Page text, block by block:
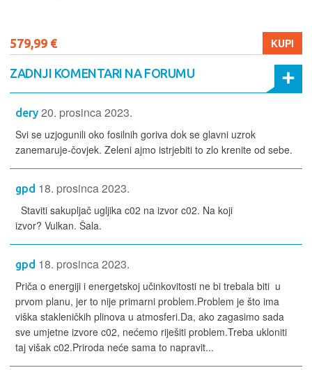
579,99 € KUPI
ZADNJI KOMENTARI NA FORUMU
dery 20. prosinca 2023.
Svi se uzjogunili oko fosilnih goriva dok se glavni uzrok
zanemaruje-čovjek. Zeleni ajmo istrjebiti to zlo krenite od sebe.
gpd 18. prosinca 2023.
Staviti sakupljač ugljika c02 na izvor c02. Na koji
izvor? Vulkan. Šala.
gpd 18. prosinca 2023.
Priča o energiji i energetskoj učinkovitosti ne bi trebala biti u
prvom planu, jer to nije primarni problem.Problem je što ima
viška stakleničkih plinova u atmosferi.Da, ako zagasimo sada
sve umjetne izvore c02, nećemo riješiti problem.Treba ukloniti
taj višak c02.Priroda neće sama to napravit...